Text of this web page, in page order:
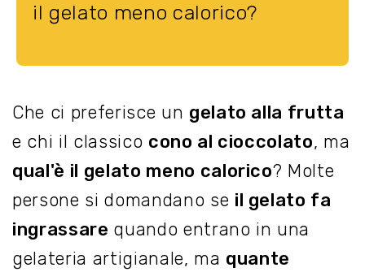
il gelato meno calorico?
Che ci preferisce un gelato alla frutta
e chi il classico cono al cioccolato, ma
qual'è il gelato meno calorico? Molte
persone si domandano se il gelato fa
ingrassare quando entrano in una
gelateria artigianale, ma quante